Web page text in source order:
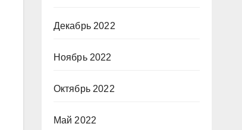
Декабрь 2022
Ноябрь 2022
Октябрь 2022
Май 2022